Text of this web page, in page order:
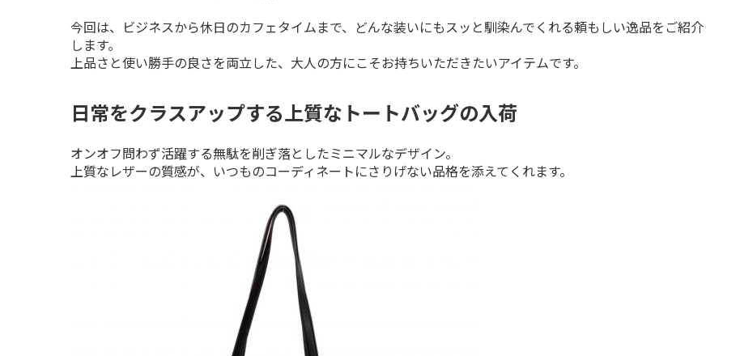
今回は、ビジネスから休日のカフェタイムまで、どんな装いにもスッと馴染んでくれる頼もしい逸品をご紹介
します。
上品さと使い勝手の良さを両立した、大人の方にこそお持ちいただきたいアイテムです。
日常をクラスアップする上質なトートバッグの入荷
オンオフ問わず活躍する無駄を削ぎ落としたミニマルなデザイン。
上質なレザーの質感が、いつものコーディネートにさりげない品格を添えてくれます。